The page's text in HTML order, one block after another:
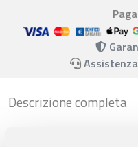
Descrizione completa
Schleich Castrone